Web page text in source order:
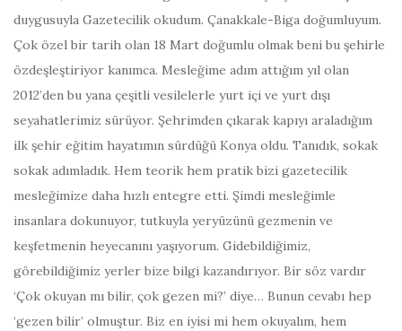
duygusuyla Gazetecilik okudum. Çanakkale-Biga doğumluyum.
Çok özel bir tarih olan 18 Mart doğumlu olmak beni bu şehirle
özdeşleştiriyor kanımca. Mesleğime adım attığım yıl olan
2012’den bu yana çeşitli vesilelerle yurt içi ve yurt dışı
seyahatlerimiz sürüyor. Şehrimden çıkarak kapıyı araladığım
ilk şehir eğitim hayatımın sürdüğü Konya oldu. Tanıdık, sokak
sokak adımladık. Hem teorik hem pratik bizi gazetecilik
mesleğimize daha hızlı entegre etti. Şimdi mesleğimle
insanlara dokunuyor, tutkuyla yeryüzünü gezmenin ve
keşfetmenin heyecanını yaşıyorum. Gidebildiğimiz,
görebildiğimiz yerler bize bilgi kazandırıyor. Bir söz vardır
‘Çok okuyan mı bilir, çok gezen mi?’ diye… Bunun cevabı hep
‘gezen bilir’ olmuştur. Biz en iyisi mi hem okuyalım, hem